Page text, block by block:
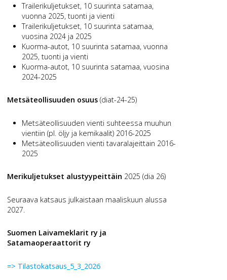
Trailerikuljetukset, 10 suurinta satamaa,
vuonna 2025, tuonti ja vienti
Trailerikuljetukset, 10 suurinta satamaa,
vuosina 2024 ja 2025
Kuorma-autot, 10 suurinta satamaa, vuonna
2025, tuonti ja vienti
Kuorma-autot, 10 suurinta satamaa, vuosina
2024-2025
Metsäteollisuuden osuus(diat-24-25)
Metsäteollisuuden vienti suhteessa muuhun
vientiin (pl. öljy ja kemikaalit) 2016-2025
Metsäteollisuuden vienti tavaralajeittain 2016-
2025
Merikuljetukset alustyypeittäin 2025 (dia 26)
Seuraava katsaus julkaistaan maaliskuun alussa
2027.
Suomen Laivameklarit ry ja
Satamaoperaattorit ry
=> Tilastokatsaus_5_3_2026